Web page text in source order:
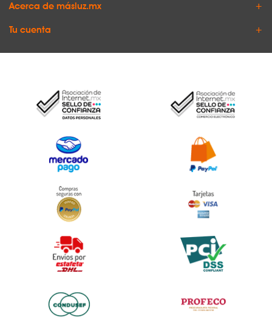
Acerca de másluz.mx
Tu cuenta